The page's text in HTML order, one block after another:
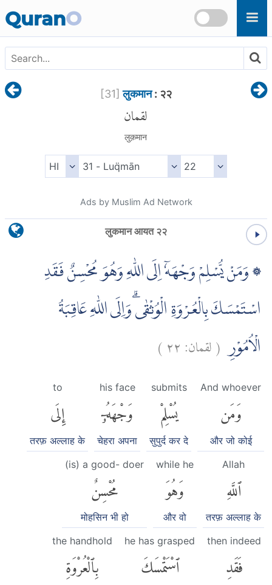
QuranO
[31] लुकमान: २२
لقمان
लुक़मान
Ads by Muslim Ad Network
लुकमान आयत २२
۞ وَمَنْ يُّسْلِمْ وَجْهَهٗٓ اِلَى اللّٰهِ وَهُوَ مُحْسِنٌ فَقَدِ
اسْتَمْسَكَ بِالْعُرْوَةِ الْوُثْقٰىۗ وَاِلَى اللّٰهِ عَاقِبَةُ
الْاُمُوْرِ (لقمان:٢٢)
And whoever
وَمَن
और जो कोई
submits
يُسْلِمْ
सुपुर्द कर दे
his face
وَجْهَهُۥٓ
चेहरा अपना
to
إِلَى
तरफ़ अल्लाह के
Allah
ٱللَّهِ
तरफ़ अल्लाह के
while he
وَهُوَ
और वो
(is) a good- doer
مُحْسِنٌ
मोहसिन भी हो
then indeed
فَقَدِ
he has grasped
ٱسْتَمْسَكَ
the handhold
بِٱلْعُرْوَةِ